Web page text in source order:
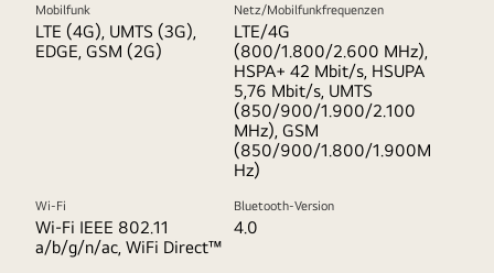
Mobilfunk
LTE (4G), UMTS (3G),
EDGE, GSM (2G)
Netz/Mobilfunkfrequenzen
LTE/4G
(800/1.800/2.600 MHz),
HSPA+ 42 Mbit/s, HSUPA
5,76 Mbit/s, UMTS
(850/900/1.900/2.100
MHz), GSM
(850/900/1.800/1.900M
Hz)
Wi-Fi
Wi-Fi IEEE 802.11
a/b/g/n/ac, WiFi Direct™
Bluetooth-Version
4.0